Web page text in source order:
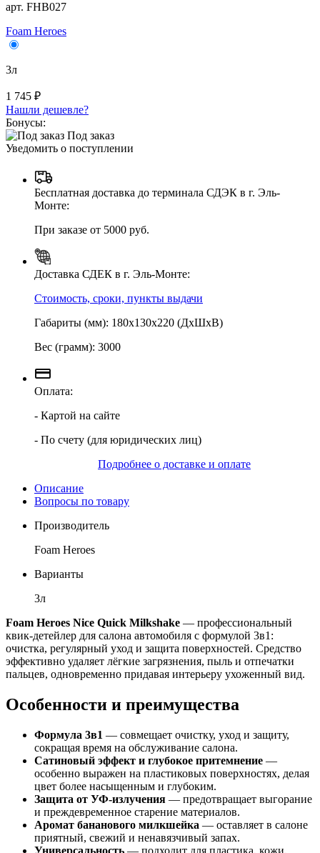
арт. FHB027
Foam Heroes
3л
1 745 ₽
Нашли дешевле?
Бонусы:
Под заказ
Уведомить о поступлении
Бесплатная доставка до терминала СДЭК в г. Эль-
Монте:
При заказе от 5000 руб.
Доставка СДЕК в г. Эль-Монте:
Стоимость, сроки, пункты выдачи
Габариты (мм): 180х130х220 (ДхШхВ)
Вес (грамм): 3000
Оплата:
- Картой на сайте
- По счету (для юридических лиц)
Подробнее о доставке и оплате
Описание
Вопросы по товару
Производитель
Foam Heroes
Варианты
3л
Foam Heroes Nice Quick Milkshake — профессиональный
квик-детейлер для салона автомобиля с формулой 3в1:
очистка, регулярный уход и защита поверхностей. Средство
эффективно удаляет лёгкие загрязнения, пыль и отпечатки
пальцев, одновременно придавая интерьеру ухоженный вид.
Особенности и преимущества
Формула 3в1 — совмещает очистку, уход и защиту,
сокращая время на обслуживание салона.
Сатиновый эффект и глубокое притемнение —
особенно выражен на пластиковых поверхностях, делая
цвет более насыщенным и глубоким.
Защита от УФ-излучения — предотвращает выгорание
и преждевременное старение материалов.
Аромат бананового милкшейка — оставляет в салоне
приятный, свежий и ненавязчивый запах.
Универсальность — подходит для пластика, кожи,